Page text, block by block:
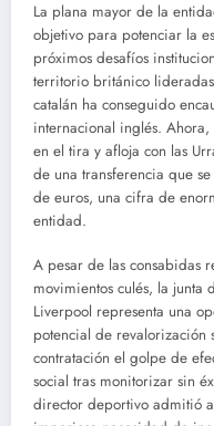
La plana mayor de la
objetivo para potenciar la
próximos desafíos
territorio británico
catalán ha conseguido
internacional inglés. Ahora,
en el tira y afloja con las
de una transferencia que
de euros, una cifra de
entidad.
A pesar de las consabidas
movimientos culés, la
Liverpool representa una
potencial de revalorización
contratación el golpe de
social tras monitorizar sin
director deportivo admitió